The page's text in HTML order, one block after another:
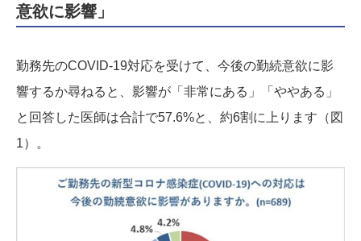
意欲に影響」
勤務先のCOVID-19対応を受けて、今後の勤続意欲に影
響するか尋ねると、影響が「非常にある」「ややある」
と回答した医師は合計で57.6%と、約6割に上ります（図
1）。